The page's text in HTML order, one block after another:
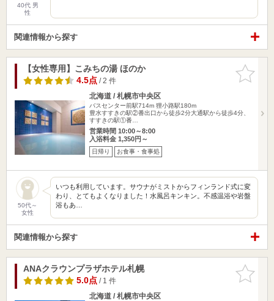
40代 男
性
関連情報から探す
お気に入
りに追加
【女性専用】こみちの湯 ほのか
4.5点/ 2 件
北海道 / 札幌市中央区
バスセンター前駅714m 狸小路駅180m
豊水すすきの駅②番出口から徒歩2分大通駅から徒歩4分、
すすきの駅①番…
営業時間 10:00～8:00
入浴料金 1,350円～
日帰り お食事・食事処
50代～
女性
いつも利用しています。サウナがミストからフィンランド式に変
わり、とてもよくなりました！水風呂キンキン。不感温浴や岩盤
浴もあ…
関連情報から探す
お気に入
りに追加
ANAクラウンプラザホテル札幌
5.0点/ 1 件
北海道 / 札幌市中央区